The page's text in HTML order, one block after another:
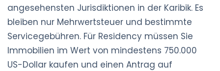
angesehensten Jurisdiktionen in der Karibik. Es
bleiben nur Mehrwertsteuer und bestimmte
Servicegebühren. Für Residency müssen Sie
Immobilien im Wert von mindestens 750.000
US-Dollar kaufen und einen Antrag auf